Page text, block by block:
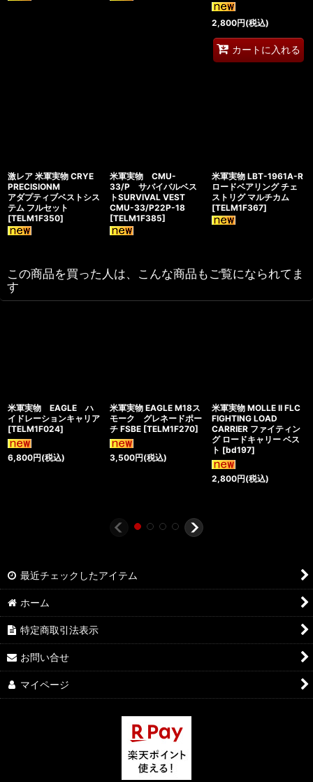
2,800円(税込)
カートに入れる
激レア 米軍実物 CRYE
PRECISIONM
アダプティブベストシス
テム フルセット
[TELM1F350]
米軍実物 CMU-
33/P サバイバルベス
トSURVIVAL VEST
CMU-33/P22P-18
[TELM1F385]
米軍実物 LBT-1961A-R
ロードベアリング チェ
ストリグ マルチカム
[TELM1F367]
この商品を買った人は、こんな商品もご覧になられてま
す
米軍実物 EAGLE ハ
イドレーションキャリア
[TELM1F024]
6,800円(税込)
米軍実物 EAGLE M18ス
モーク グレネードポー
チ FSBE [TELM1F270]
3,500円(税込)
米軍実物 MOLLE II FLC
FIGHTING LOAD
CARRIER ファイティン
グ ロードキャリー ベス
ト [bd197]
2,800円(税込)
最近チェックしたアイテム
ホーム
特定商取引法表示
お問い合せ
マイページ